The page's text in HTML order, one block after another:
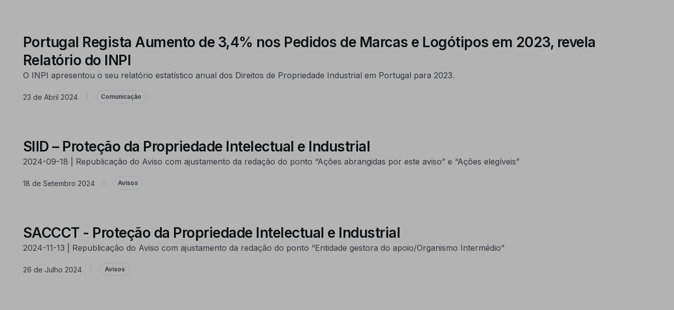
Portugal Regista Aumento de 3,4% nos Pedidos de Marcas e Logótipos em 2023, revela
Relatório do INPI
O INPI apresentou o seu relatório estatístico anual dos Direitos de Propriedade Industrial em Portugal para 2023.
23 de Abril 2024 Comunicação
SIID – Proteção da Propriedade Intelectual e Industrial
2024-09-18 | Republicação do Aviso com ajustamento da redação do ponto “Ações abrangidas por este aviso” e “Ações elegíveis”
18 de Setembro 2024 Avisos
SACCCT - Proteção da Propriedade Intelectual e Industrial
2024-11-13 | Republicação do Aviso com ajustamento da redação do ponto “Entidade gestora do apoio/Organismo Intermédio”
26 de Julho 2024 Avisos